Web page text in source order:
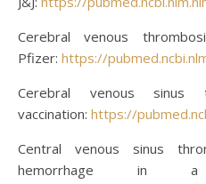
Cerebral venous
Pfizer: https://
Cerebral venous sinus
vaccination: https://
Central venous sinus
hemorrhage in a